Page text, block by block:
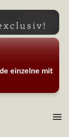
einzelne mit